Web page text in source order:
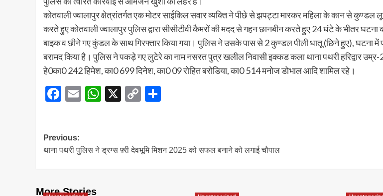
कोतवाली ज्वालापुर क्षेत्रांतर्गत एक मोटर साईकिल सवार व्यक्ति ने पीछे से झपट्टा मारकर महिला के कान से कुण्डल
करते हुए कोतवाली ज्वालापुर पुलिस द्वारा सीसीटीवी कैमरों की मदद से गहन छानबीन करते हुए 24 घंटे के भीतर
बाइक व छीने गए कुंडल के साथ गिरफ्तार किया गया। पुलिस ने उसके पास से 2 कुण्डल पीली धातू (छिने हुए),
बरामद किया है। पुलिस ने पकड़े गए लुटेरे का नाम नसरत पुत्र खलील निवासी इक्कड कला थाना पथरी हरिद्वार
हे0का0 242 हिमेश, का0 699 दिनेश, का0 09 रोहित बरोडिया, का0 514 मनोज डोभाल आदि शामिल रहे।
Facebook
EmailWhatsApp
X
Copy
Post
navigation
Previous:
थाना पथरी पुलिस ने ड्रग्स फ़्री देवभूमि मिशन 2025 को सफल बनाने को लगाई चौपाल
More Stories